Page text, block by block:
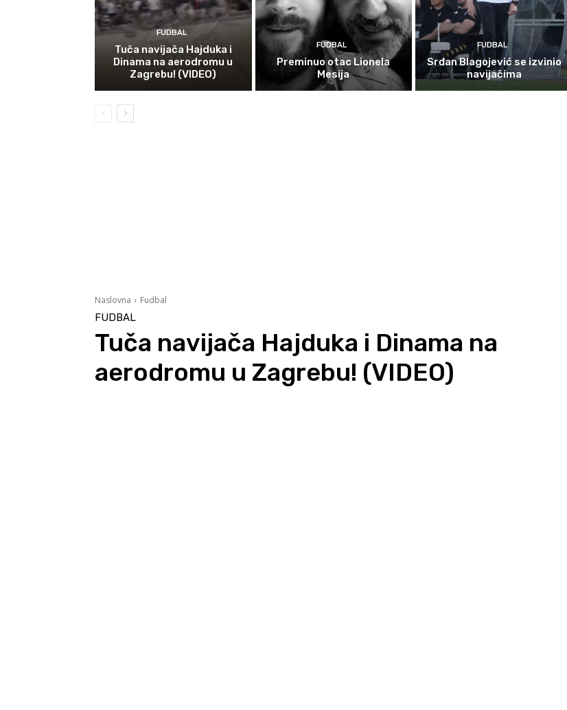
FUDBAL
Tuča navijača Hajduka i
Dinama na aerodromu u
Zagrebu! (VIDEO)
FUDBAL
Preminuo otac Lionela
Mesija
FUDBAL
Srđan Blagojević se izvinio
navijačima